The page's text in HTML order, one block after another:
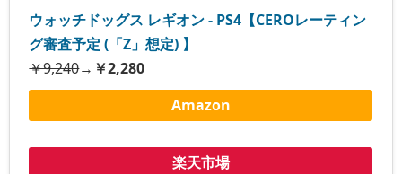
ウォッチドッグス レギオン - PS4【CEROレーティン
グ審査予定 (「Z」想定) 】
￥9,240→ ￥2,280
Amazon
楽天市場